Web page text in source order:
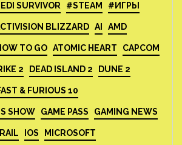
SURVIVOR #STEAM #ИГРЫ
BLIZZARD AI AMD
TO GO ATOMIC HEART CAPCOM
2 DEAD ISLAND 2 DUNE 2
& FURIOUS 10
SHOW GAME PASS GAMING NEWS
IOS MICROSOFT